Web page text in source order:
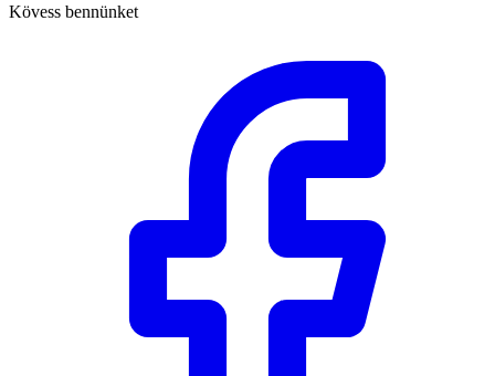
Kövess bennünket